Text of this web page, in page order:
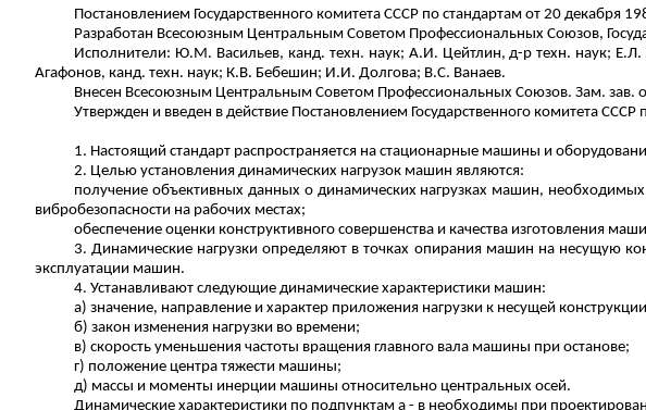
Постановлением Государственного комитета СССР по стандартам от 20 декабря
Разработан Всесоюзным Центральным Советом Профессиональных Союзов,
Исполнители: Ю.М. Васильев, канд. техн. наук; А.И. Цейтлин, д-ртехн. наук; Е.Л.
Агафонов, канд. техн. наук; К.В. Бебешин; И.И. Долгова; В.С. Ванаев.
Внесен Всесоюзным Центральным Советом Профессиональных Союзов. Зам. зав.
Утвержден и введен в действие Постановлением Государственного комитета
1. Настоящий стандарт распространяется на стационарные машины и
2. Целью установления динамических нагрузок машин являются:
получение объективных данных о динамических нагрузках машин,
вибробезопасности на рабочих местах;
обеспечение оценки конструктивного совершенства и качества изготовления
3. Динамические нагрузки определяют в точках опираниямашин на несущую
эксплуатации машин.
4. Устанавливают следующие динамические характеристики машин:
а) значение, направление и характер приложения нагрузки к несущей
б) закон изменения нагрузки во времени;
в) скорость уменьшения частоты вращения главного вала машины при останове;
г) положение центра тяжести машины;
д) массы и моменты инерции машины относительно центральных осей.
Динамические характеристики по подпунктам а - в необходимы при